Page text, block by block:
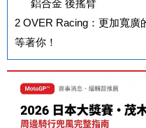
鋁合金 後搖臂
2 OVER Racing：更加寬廣
等著你！